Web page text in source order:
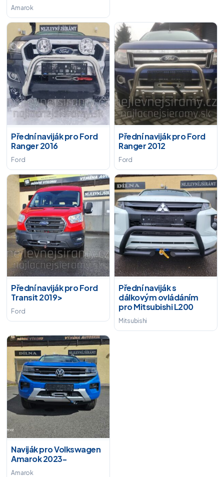
Amarok
Přední naviják pro Ford
Ranger 2016
Ford
Přední naviják pro Ford
Ranger 2012
Ford
Přední naviják pro Ford
Transit 2019>
Ford
Přední naviják s
dálkovým ovládáním
pro Mitsubishi L200
Mitsubishi
Naviják pro Volkswagen
Amarok 2023-
Amarok